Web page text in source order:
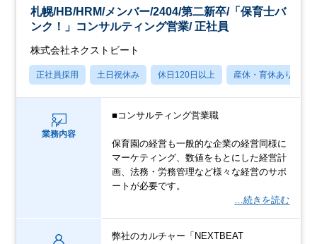
札幌/HB/HRM/メンバー/2404/第二新卒/「保育士バ
ンク！」コンサルティング営業/ 正社員
株式会社ネクストビート
正社員採用 土日祝休み 休日120日以上 産休・育休あり
業務内容
■コンサルティング営業職
保育園の経営も一般的な企業の経営同様に
マーケティング、数値をもとにした経営計
画、法務・労務管理など様々な経営のサポ
ートが必要です。
…続きを読む
弊社のカルチャー「NEXTBEAT